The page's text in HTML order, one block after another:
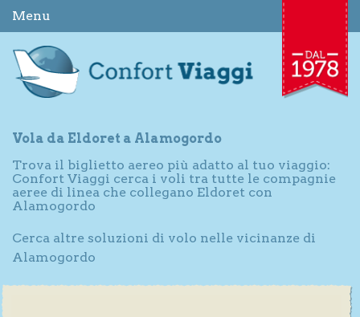
Menu
Vola da Eldoret a Alamogordo
Trova il biglietto aereo più adatto al tuo viaggio:
Confort Viaggi cerca i voli tra tutte le compagnie
aeree di linea che collegano Eldoret con
Alamogordo
Cerca altre soluzioni di volo nelle vicinanze di
Alamogordo